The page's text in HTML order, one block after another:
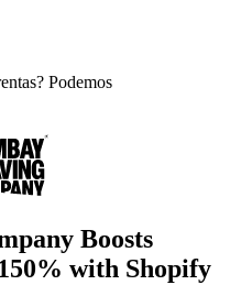
Podemos
Boosts
with Shopify